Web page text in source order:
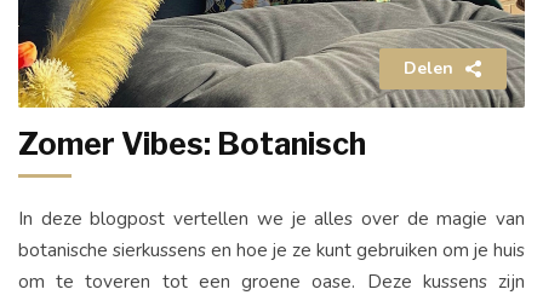
Delen
Zomer Vibes: Botanisch
In deze blogpost vertellen we je alles over de magie van
botanische sierkussens en hoe je ze kunt gebruiken om je huis
om te toveren tot een groene oase. Deze kussens zijn